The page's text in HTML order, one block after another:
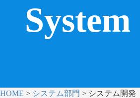
System
HOME > システム部門 > システム開発